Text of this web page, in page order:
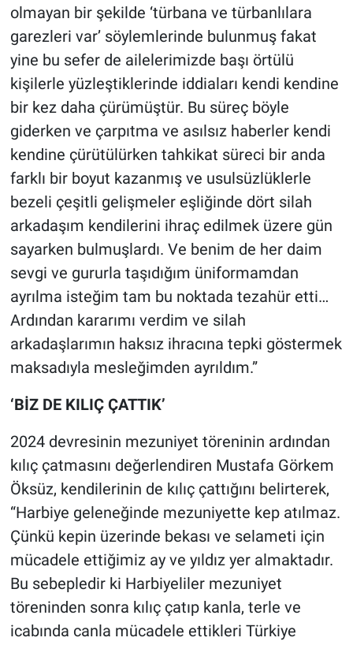
olmayan bir şekilde ‘türbana ve türbanlılara
garezleri var’ söylemlerinde bulunmuş fakat
yine bu sefer de ailelerimizde başı örtülü
kişilerle yüzleştiklerinde iddiaları kendi kendine
bir kez daha çürümüştür. Bu süreç böyle
giderken ve çarpıtma ve asılsız haberler kendi
kendine çürütülürken tahkikat süreci bir anda
farklı bir boyut kazanmış ve usulsüzlüklerle
bezeli çeşitli gelişmeler eşliğinde dört silah
arkadaşım kendilerini ihraç edilmek üzere gün
sayarken bulmuşlardı. Ve benim de her daim
sevgi ve gururla taşıdığım üniformamdan
ayrılma isteğim tam bu noktada tezahür etti…
Ardından kararımı verdim ve silah
arkadaşlarımın haksız ihracına tepki göstermek
maksadıyla mesleğimden ayrıldım.”
‘BİZ DE KILIÇ ÇATTIK’
2024 devresinin mezuniyet töreninin ardından
kılıç çatmasını değerlendiren Mustafa Görkem
Öksüz, kendilerinin de kılıç çattığını belirterek,
“Harbiye geleneğinde mezuniyette kep atılmaz.
Çünkü kepin üzerinde bekası ve selameti için
mücadele ettiğimiz ay ve yıldız yer almaktadır.
Bu sebepledir ki Harbiyeliler mezuniyet
töreninden sonra kılıç çatıp kanla, terle ve
icabında canla mücadele ettikleri Türkiye